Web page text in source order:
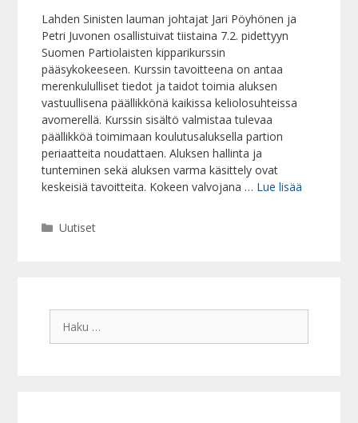
Lahden Sinisten lauman johtajat Jari Pöyhönen ja
Petri Juvonen osallistuivat tiistaina 7.2. pidettyyn
Suomen Partiolaisten kipparikurssin
pääsykokeeseen. Kurssin tavoitteena on antaa
merenkululliset tiedot ja taidot toimia aluksen
vastuullisena päällikkönä kaikissa keliolosuhteissa
avomerellä. Kurssin sisältö valmistaa tulevaa
päällikköä toimimaan koulutusaluksella partion
periaatteita noudattaen. Aluksen hallinta ja
tunteminen sekä aluksen varma käsittely ovat
keskeisiä tavoitteita. Kokeen valvojana … Lue lisää
Kategoriat
Uutiset
Haku: